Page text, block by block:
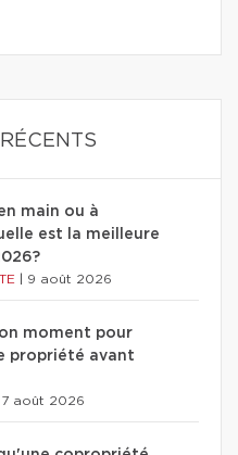
main ou à
est la meilleure
9 août 2026
moment pour
propriété avant
7 août 2026